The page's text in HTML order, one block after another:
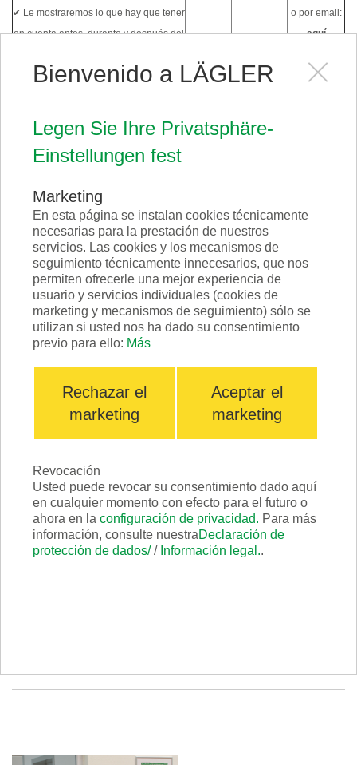
✔ Le mostraremos lo que hay que tener
en cuenta antes, durante y después del
✔ Le explicaremos detalladamente
o por email:
aquí
Fallos de lijado condicionados por la
máquina y su evitación,
ajuste de la máquina.
TRIO:
Mantenimiento de la máquina y
evitación de daños,
posibilidades de ajuste y de aplicación.
a petición
por teléfono:
90 0
FLIP:
posibilidades de ajuste y de aplicación.
a petición
por teléfono:
90 0
páginas deFacebook
anunciarán a través del boletín informativo.
Además, los temas y las fechas también son
posibles por acuerdo individual.
Bienvenido a LÄGLER
Legen Sie Ihre Privatsphäre-
Einstellungen fest
Marketing
En esta página se instalan cookies técnicamente
necesarias para la prestación de nuestros
servicios. Las cookies y los mecanismos de
seguimiento técnicamente innecesarios, que nos
permiten ofrecerle una mejor experiencia de
usuario y servicios individuales (cookies de
marketing y mecanismos de seguimiento) sólo se
utilizan si usted nos ha dado su consentimiento
previo para ello: Más
Rechazar el
marketing
Aceptar el
marketing
Revocación
Usted puede revocar su consentimiento dado aquí
en cualquier momento con efecto para el futuro o
ahora en la configuración de privacidad. Para más
información, consulte nuestraDeclaración de
protección de dados// Información legal..